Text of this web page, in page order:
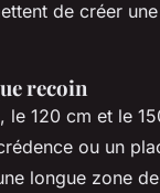
de créer
recoin
120 cm et le
ou un
longue zone